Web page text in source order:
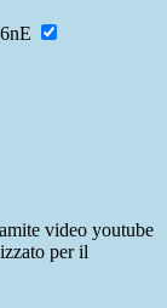
video youtube
per il